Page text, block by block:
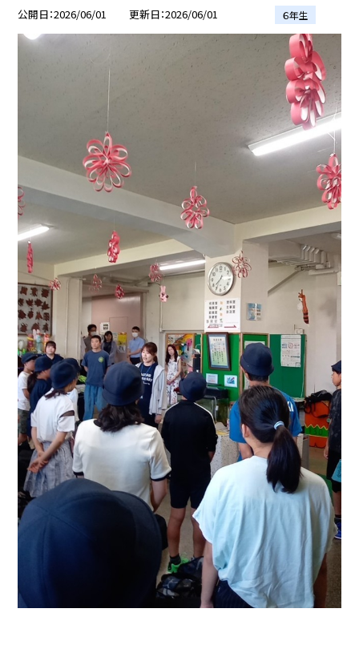
公開日 2026/06/01 更新日 2026/06/01 ６年生